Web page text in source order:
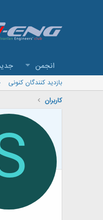
انجمن
بازدید کنندگان کنونی
کاربران